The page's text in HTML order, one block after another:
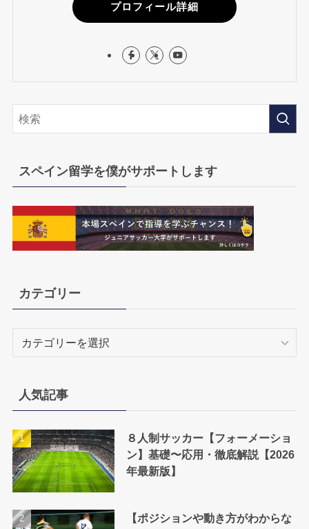
プロフィール詳細
スペイン留学を僕がサポートします
カテゴリー
ー
人気記事
８人制サッカー【フォーメーショ
ン】基礎〜応用・徹底解説【2026
年最新版】
【ポジションや動き方がわからな